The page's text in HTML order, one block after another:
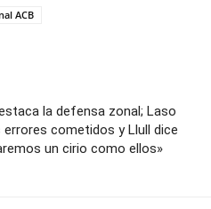
ACB
la defensa zonal; Laso
errores cometidos y Llull dice
un cirio como ellos»